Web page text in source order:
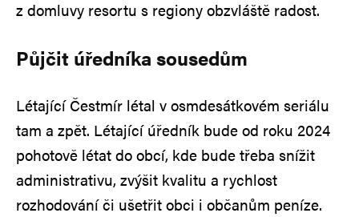
z domluvy resortu s regiony obzvláště radost.
Půjčit úředníka sousedům
Létající Čestmír létal v osmdesátkovém seriálu
tam a zpět. Létající úředník bude od roku 2024
pohotově létat do obcí, kde bude třeba snížit
administrativu, zvýšit kvalitu a rychlost
rozhodování či ušetřit obci i občanům peníze.